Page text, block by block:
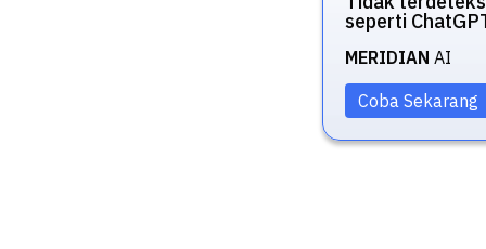
seperti
MERIDIAN AI
Coba Sekarang